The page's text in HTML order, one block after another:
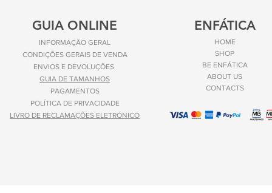
GUIA ONLINE
INFORMAÇÃO GERAL
CONDIÇÕES GERAIS DE VENDA
ENVIOS E DEVOLUÇÕES
GUIA DE TAMANHOS
PAGAMENTOS
POLÍTICA DE PRIVACIDADE
LIVRO DE RECLAMAÇÕES ELETRÓNICO
ENFÁTICA
HOME
SHOP
BE ENFÁTICA
ABOUT US
CONTACTS